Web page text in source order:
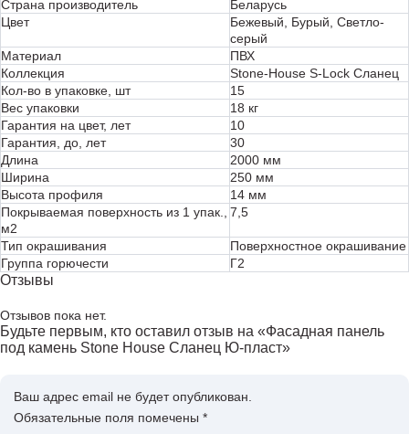
Страна производитель
Беларусь
Цвет
Бежевый, Бурый, Светло-
серый
Материал
ПВХ
Коллекция
Stone-House S-Lock Сланец
Кол-во в упаковке, шт
15
Вес упаковки
18 кг
Гарантия на цвет, лет
10
Гарантия, до, лет
30
Длина
2000 мм
Ширина
250 мм
Высота профиля
14 мм
Покрываемая поверхность из 1 упак.,
м2
7,5
Тип окрашивания
Поверхностное окрашивание
Группа горючести
Г2
Отзывы
Отзывов пока нет.
Будьте первым, кто оставил отзыв на «Фасадная панель
под камень Stone House Сланец Ю-пласт»
Ваш адрес email не будет опубликован.
Обязательные поля помечены *